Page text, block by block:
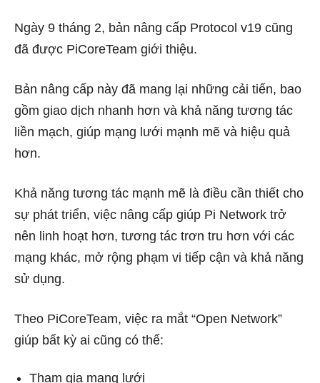
Ngày 9 tháng 2, bản nâng cấp Protocol v19 cũng
đã được PiCoreTeam giới thiệu.
Bản nâng cấp này đã mang lại những cải tiến, bao
gồm giao dịch nhanh hơn và khả năng tương tác
liền mạch, giúp mạng lưới mạnh mẽ và hiệu quả
hơn.
Khả năng tương tác mạnh mẽ là điều cần thiết cho
sự phát triển, việc nâng cấp giúp Pi Network trở
nên linh hoạt hơn, tương tác trơn tru hơn với các
mạng khác, mở rộng phạm vi tiếp cận và khả năng
sử dụng.
Theo PiCoreTeam, việc ra mắt “Open Network”
giúp bất kỳ ai cũng có thể:
Tham gia mạng lưới